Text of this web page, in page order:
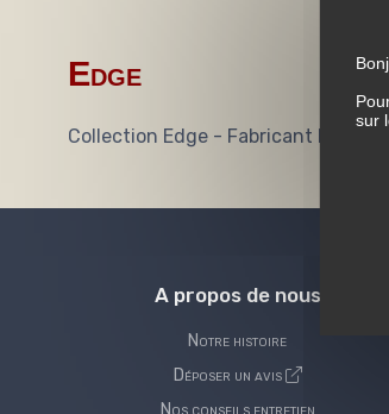
Edge
Collection Edge - Fabricant Français
A propos de nous
Notre histoire
Déposer un avis
Nos conseils entretien
sur